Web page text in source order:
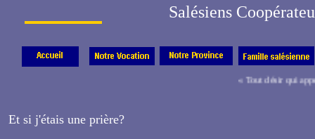
Salésiens
« Tout désir qui
Et si j'étais une prière?